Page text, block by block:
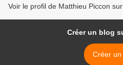
Voir le profil de Matthieu Piccon
Créer un blog
Créer un